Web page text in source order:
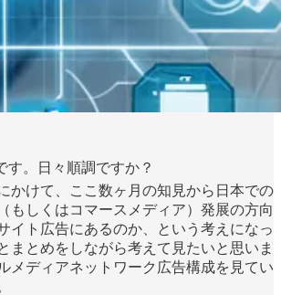
す。日々順調ですか？
かけて、ここ数ヶ月の知見から日本での
もしくはコマースメディア）発展の方向
イト広告にあるのか、という考えになっ
まとめをしながら考えて見たいと思いま
メディアネットワーク広告構成を見てい